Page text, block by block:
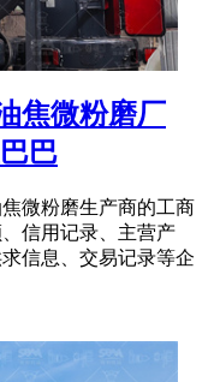
焦微粉磨厂
巴
微粉磨生产商的工商
信用记录、主营产
信息、交易记录等企